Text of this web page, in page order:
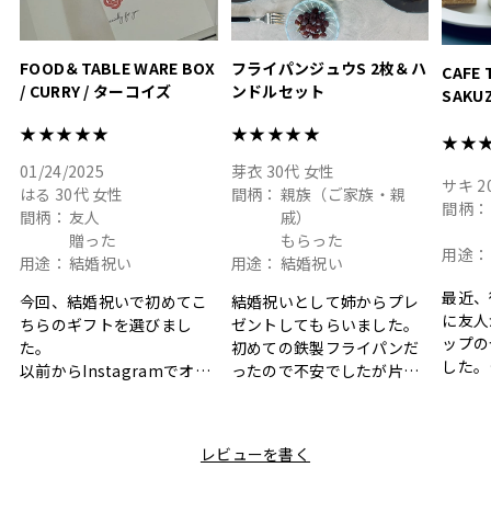
FOOD＆TABLE WARE BOX
/ CURRY / ターコイズ
★★★★★
01/24/2025
はる 30代 女性
間柄： 友人
贈った
用途： 結婚祝い
今回、結婚祝いで初めてこ
ちらのギフトを選びまし
た。
以前からInstagramでオシ
と大好きなカレーのセット
フライパンジュウS 2枚＆ハ
ンドルセット
★★★★★
芽衣 30代 女性
間柄： 親族（ご家族・親
戚）
もらった
用途： 結婚祝い
結婚祝いとして姉からプレ
ゼントしてもらいました。
初めての鉄製フライパンだ
ったので不安でしたが片手
利です。洗い物も減って一
CAFE
サキ
間柄：
用途：
最近
に友
ップ
した。
レビューを書く